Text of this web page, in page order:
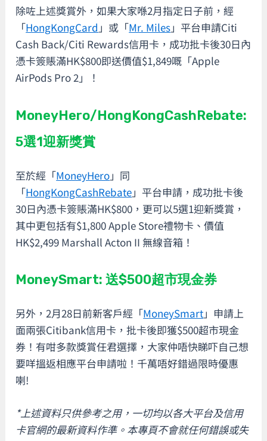
除咗上述獎賞外，如果大家喺2月指定日子前，經
「HongKongCard 」或「Mr. Miles」平台申請Citi
Cash Back/Citi Rewards信用卡，成功批卡後30日內
憑卡簽賬滿HK$800即送價值$1,849嘅「Apple
AirPods Pro 2」！
MoneyHero/HongKongCashRebate:
5選1迎新獎賞
至於經「MoneyHero」同
「HongKongCashRebate」平台申請，成功批卡後
30日內憑卡簽賬滿HK$800，更可以5選1迎新獎賞，
其中更包括有$1,800 Apple Store禮物卡、價值
HK$2,499 Marshall Acton II 無線音箱！
MoneySmart: 送$500超市現金券
另外，2月28日前新客戶經「MoneySmart」申請上
面兩張Citibank信用卡，批卡後即獲$500超市現金
券！有咁多款獎賞任君選擇，大家仲唔快睇吓自己想
要咩搵返相應平台申請啦！千萬唔好錯過限時優惠
喇!
*上述資料只供參考之用，一切均以各大平台及信用
卡官網的最新資料作準。本專頁不會就任何錯誤或失